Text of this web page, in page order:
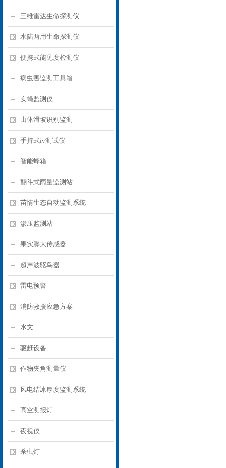
三维雷达生命探测仪
水陆两用生命探测仪
便携式能见度检测仪
病虫害监测工具箱
实蝇监测仪
山体滑坡识别监测
手持式iv测试仪
智能蜂箱
翻斗式雨量监测站
苗情生态自动监测系统
渗压监测站
果实膨大传感器
超声波驱鸟器
雷电预警
消防救援应急方案
水文
驱赶设备
作物夹角测量仪
风电结冰厚度监测系统
高空测报灯
夜视仪
杀虫灯